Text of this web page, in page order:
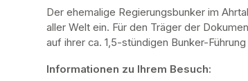
Der ehemalige Regierungsbunker im
aller Welt ein. Für den Träger der
auf ihrer ca. 1,5-stündigen Bunker-
Informationen zu Ihrem Besuch: